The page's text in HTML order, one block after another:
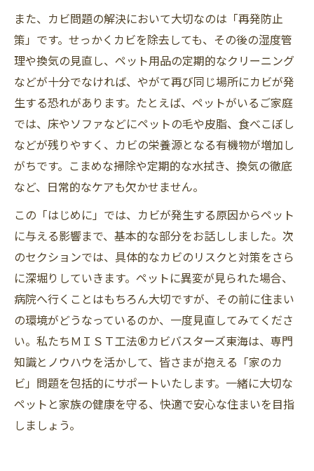
また、カビ問題の解決において大切なのは「再発防止
策」です。せっかくカビを除去しても、その後の湿度管
理や換気の見直し、ペット用品の定期的なクリーニング
などが十分でなければ、やがて再び同じ場所にカビが発
生する恐れがあります。たとえば、ペットがいるご家庭
では、床やソファなどにペットの毛や皮脂、食べこぼし
などが残りやすく、カビの栄養源となる有機物が増加し
がちです。こまめな掃除や定期的な水拭き、換気の徹底
など、日常的なケアも欠かせません。
この「はじめに」では、カビが発生する原因からペット
に与える影響まで、基本的な部分をお話ししました。次
のセクションでは、具体的なカビのリスクと対策をさら
に深堀りしていきます。ペットに異変が見られた場合、
病院へ行くことはもちろん大切ですが、その前に住まい
の環境がどうなっているのか、一度見直してみてくださ
い。私たちＭＩＳＴ工法®カビバスターズ東海は、専門
知識とノウハウを活かして、皆さまが抱える「家のカ
ビ」問題を包括的にサポートいたします。一緒に大切な
ペットと家族の健康を守る、快適で安心な住まいを目指
しましょう。